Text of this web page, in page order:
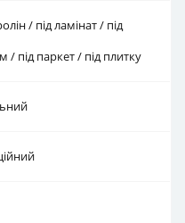
/ під ламінат / під
/ під паркет / під плитку